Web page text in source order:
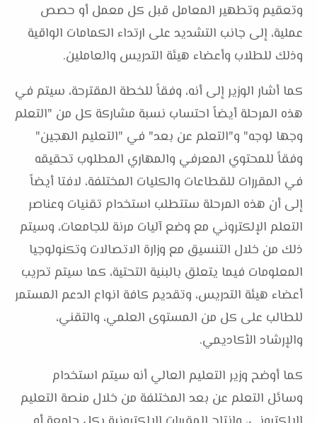
وتعقيم وتطهير المعامل قبل كل معمل أو حصص
عملية، إلى جانب التشديد على ارتداء الكمامات الواقية
وذلك للطلاب وأعضاء هيئة التدريس والعاملين.
كما أشار الوزير إلى أنه، وفقاً للخطة المقترحة، سيتم في
هذه المرحلة أيضاً احتساب نسبة مشاركة كل من "التعلم
وجها لوجه" و"التعلم عن بعد" في "التعليم الهجين"
وفقاً للمحتوي المعرفي والمهاري المطلوب تحقيقه
في المقررات للقطاعات والكليات المختلفة، لافتا أيضاً
إلى أن هذه المرحلة ستتطلب استخدام تقنيات وعناصر
التعلم الإلكتروني مع وضع آليات مرنة للجامعات، وسيتم
ذلك من خلال التنسيق مع وزارة الاتصالات وتكنولوجيا
المعلومات فيما يتعلق بالبنية التحتية، كما سيتم تدريب
أعضاء هيئة التدريس، وتقديم كافة انواع الدعم المستمر
للطالب على كل من المستوى العلمي، والتقني،
والإرشاد الأكاديمي.
كما أوضح وزير التعليم العالي أنه سيتم استخدام
وسائل التعلم عن بعد المختلفة من خلال منصة التعليم